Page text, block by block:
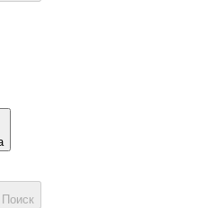
Поиск